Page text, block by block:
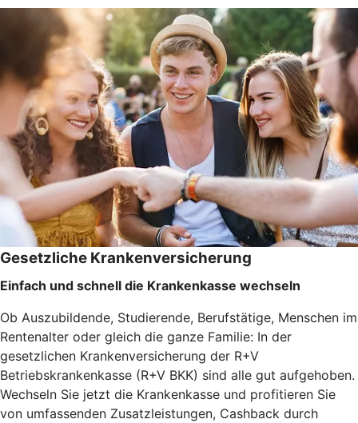
Gesetzliche Krankenversicherung
Einfach und schnell die Krankenkasse wechseln
Ob Auszubildende, Studierende, Berufstätige, Menschen im
Rentenalter oder gleich die ganze Familie: In der
gesetzlichen Krankenversicherung der R+V
Betriebskrankenkasse (R+V BKK) sind alle gut aufgehoben.
Wechseln Sie jetzt die Krankenkasse und profitieren Sie
von umfassenden Zusatzleistungen, Cashback durch